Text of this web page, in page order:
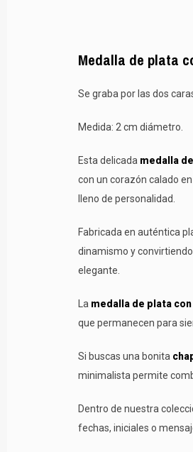
Medalla de plata
Se graba por las dos
Medida: 2 cm diámetro.
Esta delicada medalla
con un corazón calado
lleno de personalidad.
Fabricada en auténtica
dinamismo y
elegante.
La medalla de plata
que permanecen para
Si buscas una bonita
minimalista permite
Dentro de nuestra
fechas, iniciales o